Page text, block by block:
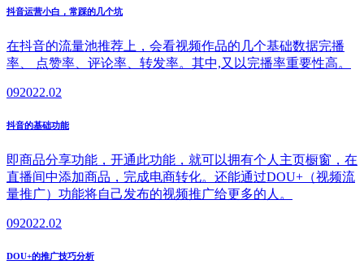
抖音运营小白，常踩的几个坑
在抖音的流量池推荐上，会看视频作品的几个基础数据完播
率、 点赞率、评论率、转发率。其中,又以完播率重要性高。
092022.02
抖音的基础功能
即商品分享功能，开通此功能，就可以拥有个人主页橱窗，在
直播间中添加商品，完成电商转化。还能通过DOU+（视频流
量推广）功能将自己发布的视频推广给更多的人。
092022.02
DOU+的推广技巧分析